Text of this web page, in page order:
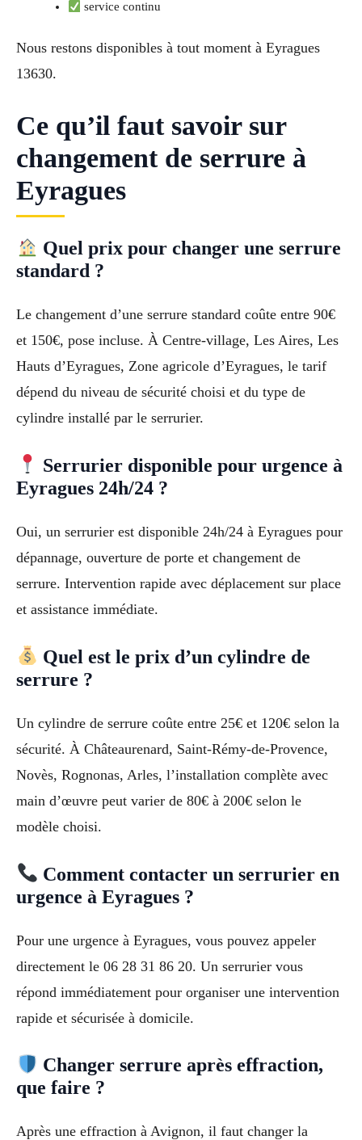
service continu
Nous restons disponibles à tout moment à Eyragues
13630.
Ce qu’il faut savoir sur
changement de serrure à
Eyragues
Quel prix pour changer une serrure
standard ?
Le changement d’une serrure standard coûte entre 90€
et 150€, pose incluse. À Centre-village, Les Aires, Les
Hauts d’Eyragues, Zone agricole d’Eyragues, le tarif
dépend du niveau de sécurité choisi et du type de
cylindre installé par le serrurier.
Serrurier disponible pour urgence à
Eyragues 24h/24 ?
Oui, un serrurier est disponible 24h/24 à Eyragues pour
dépannage, ouverture de porte et changement de
serrure. Intervention rapide avec déplacement sur place
et assistance immédiate.
Quel est le prix d’un cylindre de
serrure ?
Un cylindre de serrure coûte entre 25€ et 120€ selon la
sécurité. À Châteaurenard, Saint-Rémy-de-Provence,
Novès, Rognonas, Arles, l’installation complète avec
main d’œuvre peut varier de 80€ à 200€ selon le
modèle choisi.
Comment contacter un serrurier en
urgence à Eyragues ?
Pour une urgence à Eyragues, vous pouvez appeler
directement le 06 28 31 86 20. Un serrurier vous
répond immédiatement pour organiser une intervention
rapide et sécurisée à domicile.
Changer serrure après effraction,
que faire ?
Après une effraction à Avignon, il faut changer la